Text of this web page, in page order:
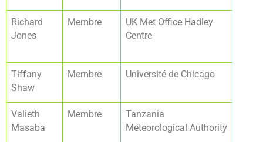
Richard
Jones
Membre
UK Met Office Hadley
Centre
Tiffany
Shaw
Membre Université de Chicago
Valieth
Masaba
Membre
Tanzania
Meteorological Authority